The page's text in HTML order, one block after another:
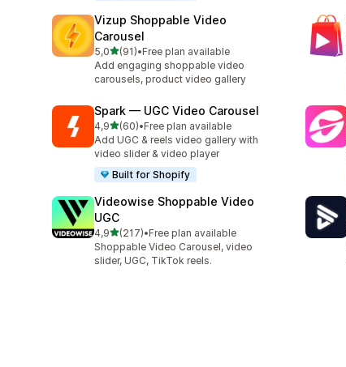
Vizup Shoppable Video
Carousel
5,05 yıldız üzerinden
(91)
toplam 91 değerlendirme
•Free plan available
Add engaging shoppable video
carousels, product video gallery
Spark — UGC Video Carousel
4,95 yıldız üzerinden
(60)
toplam 60 değerlendirme
•Free plan available
Add UGC & reels video gallery with
video slider & video player
Built for Shopify
Videowise Shoppable Video
UGC
4,95 yıldız üzerinden
(217)
toplam 217 değerlendirme
•Free plan available
Shoppable Video Carousel, video
slider, UGC, TikTok reels.